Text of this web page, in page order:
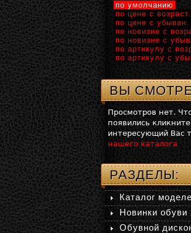
по умолчанию
по цене с возраст.
по цене с убыван.
по новизне с
по новизне с
по артикулу с
по артикулу с
ВЫ
Просмотров нет.
появились
интересующий Вас
нашего каталога
РАЗДЕЛЫ:
Каталог
Новинки обуви
Обувной